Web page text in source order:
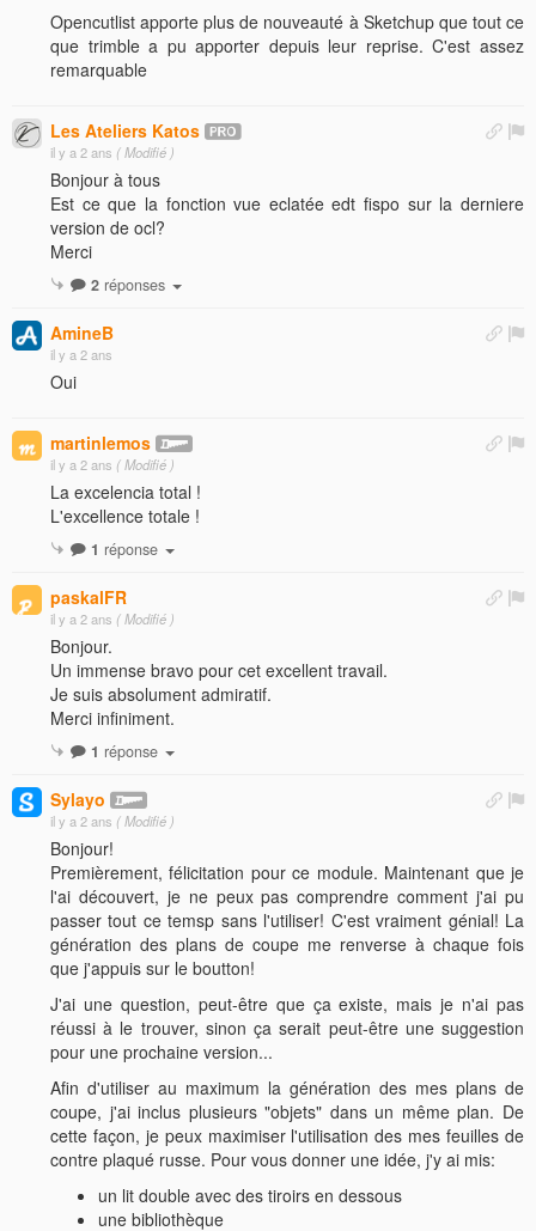
Opencutlist apporte plus de nouveauté à Sketchup que tout ce
que trimble a pu apporter depuis leur reprise. C'est assez
remarquable
Les Ateliers Katos
il y a 2 ans ( Modifié )
Bonjour à tous
Est ce que la fonction vue eclatée edt fispo sur la derniere
version de ocl?
Merci
2 réponses
AmineB
il y a 2 ans
Oui
martinlemos
il y a 2 ans ( Modifié )
La excelencia total !
L'excellence totale !
1 réponse
paskalFR
il y a 2 ans ( Modifié )
Bonjour.
Un immense bravo pour cet excellent travail.
Je suis absolument admiratif.
Merci infiniment.
1 réponse
Sylayo
il y a 2 ans ( Modifié )
Bonjour!
Premièrement, félicitation pour ce module. Maintenant que je
l'ai découvert, je ne peux pas comprendre comment j'ai pu
passer tout ce temsp sans l'utiliser! C'est vraiment génial! La
génération des plans de coupe me renverse à chaque fois
que j'appuis sur le boutton!
J'ai une question, peut-être que ça existe, mais je n'ai pas
réussi à le trouver, sinon ça serait peut-être une suggestion
pour une prochaine version...
Afin d'utiliser au maximum la génération des mes plans de
coupe, j'ai inclus plusieurs "objets" dans un même plan. De
cette façon, je peux maximiser l'utilisation des mes feuilles de
contre plaqué russe. Pour vous donner une idée, j'y ai mis:
un lit double avec des tiroirs en dessous
une bibliothèque